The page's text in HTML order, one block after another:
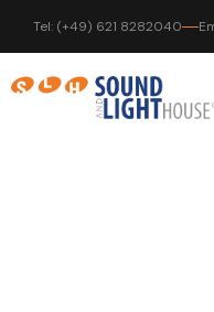
Tel: (+49) 621 8282040